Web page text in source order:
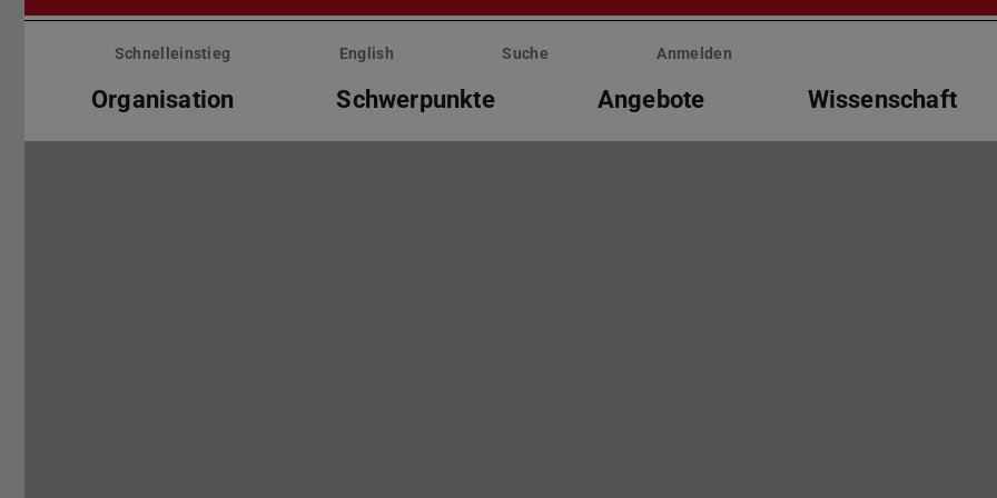
Menü
überspringenSchnelleinstieg English Suche Anmelden
Organisation Schwerpunkte Angebote Wissenschaft